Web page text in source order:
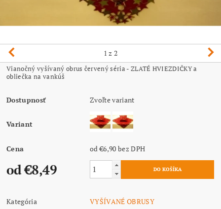
1 z 2
Vianočný vyšívaný obrus červený séria - ZLATÉ HVIEZDIČKY a
obliečka na vankúš
Dostupnosť Zvoľte variant
Variant
Cena od €6,90 bez DPH
od €8,49
Kategória
VYŠÍVANÉ OBRUSY